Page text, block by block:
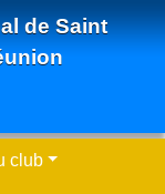
de Saint
club